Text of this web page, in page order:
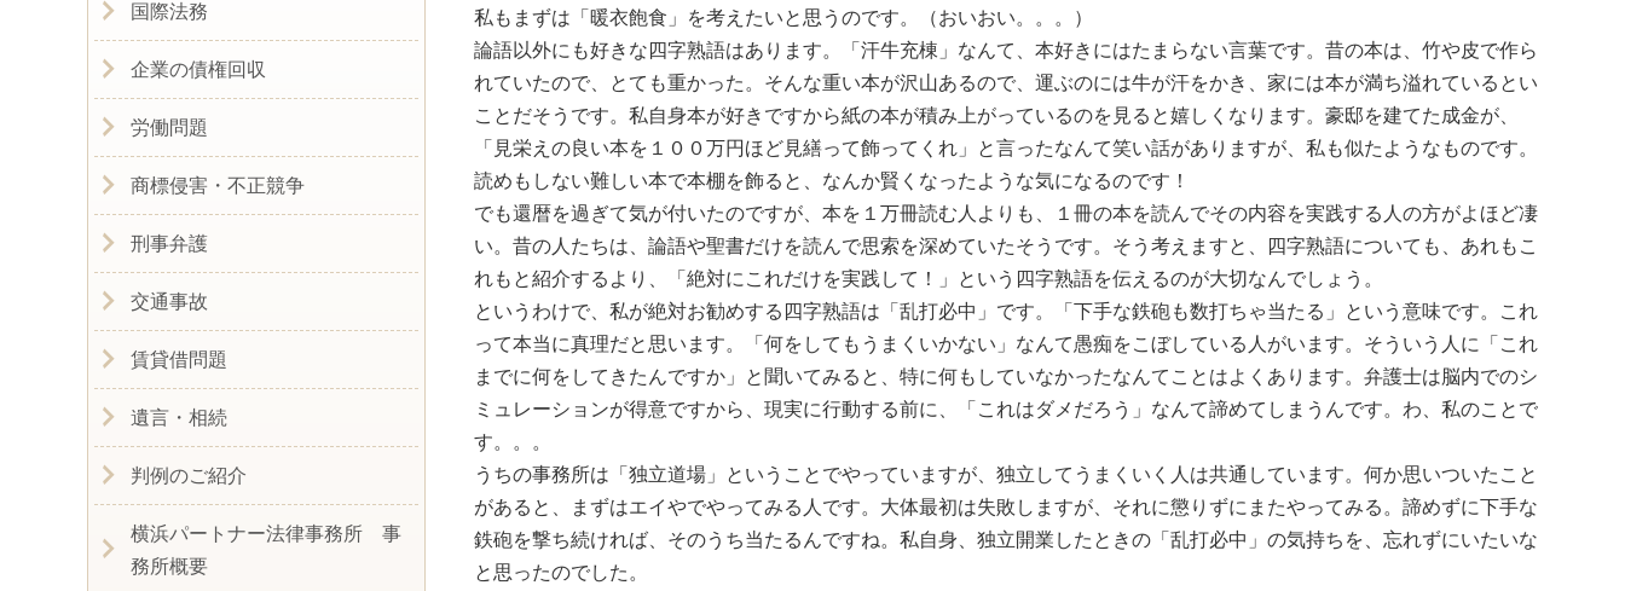
私もまずは「暖衣飽食」を考えたいと思うのです。（おいおい。。。）
論語以外にも好きな四字熟語はあります。「汗牛充棟」なんて、本好きにはたまらない言葉です。昔の本は、竹や皮で作ら
れていたので、とても重かった。そんな重い本が沢山あるので、運ぶのには牛が汗をかき、家には本が満ち溢れているとい
ことだそうです。私自身本が好きですから紙の本が積み上がっているのを見ると嬉しくなります。豪邸を建てた成金が、
「見栄えの良い本を１００万円ほど見繕って飾ってくれ」と言ったなんて笑い話がありますが、私も似たようなものです。
読めもしない難しい本で本棚を飾ると、なんか賢くなったような気になるのです！
でも還暦を過ぎて気が付いたのですが、本を１万冊読む人よりも、１冊の本を読んでその内容を実践する人の方がよほど凄
い。昔の人たちは、論語や聖書だけを読んで思索を深めていたそうです。そう考えますと、四字熟語についても、あれもこ
れもと紹介するより、「絶対にこれだけを実践して！」という四字熟語を伝えるのが大切なんでしょう。
というわけで、私が絶対お勧めする四字熟語は「乱打必中」です。「下手な鉄砲も数打ちゃ当たる」という意味です。これ
って本当に真理だと思います。「何をしてもうまくいかない」なんて愚痴をこぼしている人がいます。そういう人に「これ
までに何をしてきたんですか」と聞いてみると、特に何もしていなかったなんてことはよくあります。弁護士は脳内でのシ
ミュレーションが得意ですから、現実に行動する前に、「これはダメだろう」なんて諦めてしまうんです。わ、私のことで
す。。。
うちの事務所は「独立道場」ということでやっていますが、独立してうまくいく人は共通しています。何か思いついたこと
があると、まずはエイやでやってみる人です。大体最初は失敗しますが、それに懲りずにまたやってみる。諦めずに下手な
鉄砲を撃ち続ければ、そのうち当たるんですね。私自身、独立開業したときの「乱打必中」の気持ちを、忘れずにいたいな
と思ったのでした。
国際法務
企業の債権回収
労働問題
商標侵害・不正競争
刑事弁護
交通事故
賃貸借問題
遺言・相続
判例のご紹介
横浜パートナー法律事務所 事
務所概要